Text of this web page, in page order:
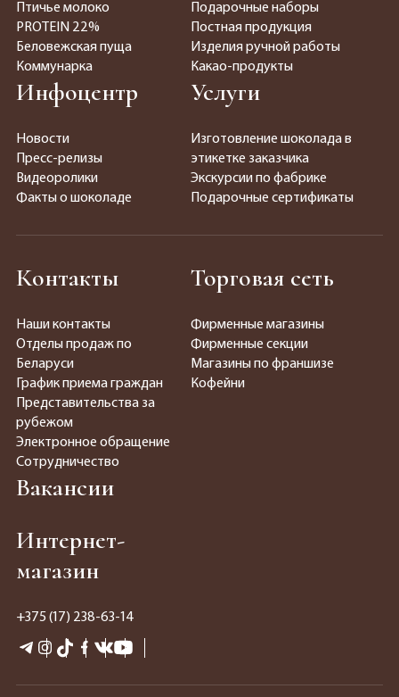
Птичье молоко
PROTEIN 22%
Беловежская пуща
Коммунарка
Подарочные наборы
Постная продукция
Изделия ручной работы
Какао-продукты
Инфоцентр
Новости
Пресс-релизы
Видеоролики
Факты о шоколаде
Услуги
Изготовление шоколада в
этикетке заказчика
Экскурсии по фабрике
Подарочные сертификаты
Контакты
Наши контакты
Отделы продаж по
Беларуси
График приема граждан
Представительства за
рубежом
Электронное обращение
Сотрудничество
Торговая сеть
Фирменные магазины
Фирменные секции
Магазины по франшизе
Кофейни
Вакансии
Интернет-
магазин
+375 (17) 238-63-14